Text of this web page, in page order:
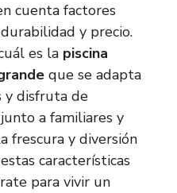
cuenta factores
y precio.
es la piscina
que se adapta
y disfruta de
a familiares y
frescura y diversión
características
para vivir un